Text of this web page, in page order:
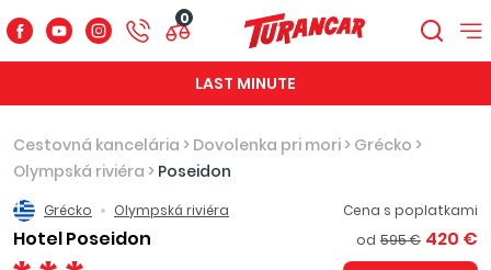
0
LAST MINUTE
Cestovná kancelária > Dovolenka pri mori > Grécko >
Olympská riviéra > Poseidon
Grécko Olympská riviéra
Hotel Poseidon
Cena s poplatkami
od 595 € 420 €